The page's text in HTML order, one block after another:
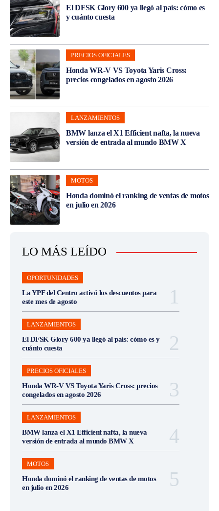
El DFSK Glory 600 ya llegó al país: cómo es
y cuánto cuesta
PRECIOS OFICIALES
Honda WR-V VS Toyota Yaris Cross:
precios congelados en agosto 2026
LANZAMIENTOS
BMW lanza el X1 Efficient nafta, la nueva
versión de entrada al mundo BMW X
MOTOS
Honda dominó el ranking de ventas de motos
en julio en 2026
LO MÁS LEÍDO
OPORTUNIDADES
La YPF del Centro activó los descuentos para
este mes de agosto
LANZAMIENTOS
El DFSK Glory 600 ya llegó al país: cómo es y
cuánto cuesta
PRECIOS OFICIALES
Honda WR-V VS Toyota Yaris Cross: precios
congelados en agosto 2026
LANZAMIENTOS
BMW lanza el X1 Efficient nafta, la nueva
versión de entrada al mundo BMW X
MOTOS
Honda dominó el ranking de ventas de motos
en julio en 2026